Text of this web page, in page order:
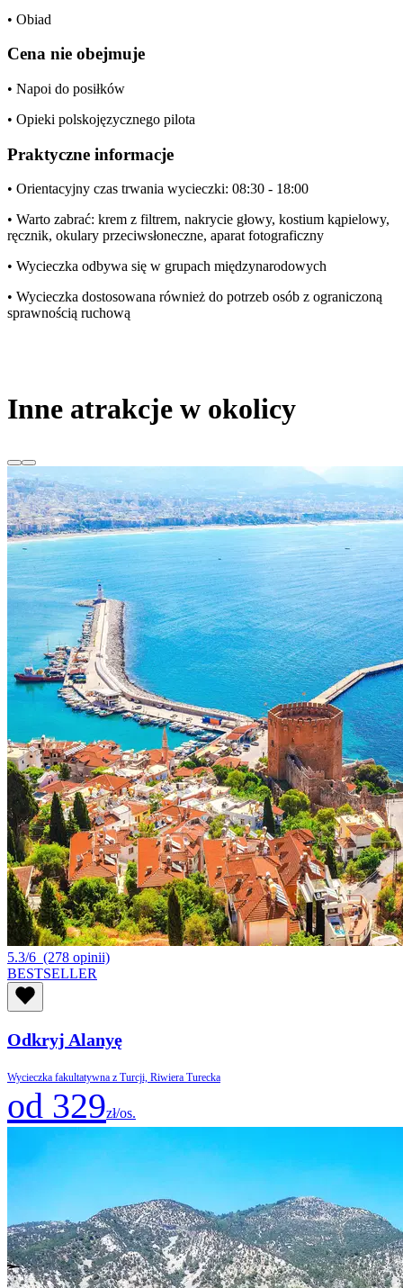
• Obiad
Cena nie obejmuje
• Napoi do posiłków
• Opieki polskojęzycznego pilota
Praktyczne informacje
• Orientacyjny czas trwania wycieczki: 08:30 - 18:00
• Warto zabrać: krem z filtrem, nakrycie głowy, kostium kąpielowy,
ręcznik, okulary przeciwsłoneczne, aparat fotograficzny
• Wycieczka odbywa się w grupach międzynarodowych
• Wycieczka dostosowana również do potrzeb osób z ograniczoną
sprawnością ruchową
Inne atrakcje w okolicy
5.3/6 (278 opinii)
BESTSELLER
Odkryj Alanyę
Wycieczka fakultatywna z Turcji, Riwiera Turecka
od 329zł/os.